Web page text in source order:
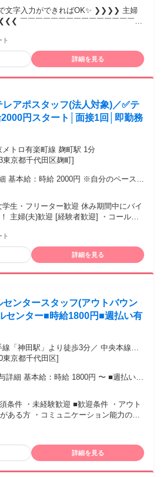
入力ができればOK✨ ❯❯❯❯ 主婦
￣￣￣￣￣￣￣￣￣￣￣￣￣￣￣￣
久しぶりの仕事復帰も安心◎ 丁寧なサ
な方、大歓迎！
￣￣￣￣￣￣￣￣￣ 『家庭と両立し
したい』 『座ってできる落ち着いた仕
す◎ まずはお気軽にご応募ください♪
て活躍！＞ 例えば… ・コールセンタ
タッフなど、接客業の経験を お持ちの
せます♪ もちろん全くの未経験者も大歓
詳細を見る
アポスタッフ(法人対象)／✅テ
円スタート│面接1回│即勤務
トロ有楽町線 麹町駅 1分
東京都千代田区麹町]
時給 2000円 ※自分のペースで
す。1企業成約ごとに＋2,000円のた
入に反映されます。」 最低保証1500円
生・フリーター歓迎 休み期間中にバイ
[経験者歓迎] ・コールセ
界でのテレアポ経験も大歓迎！ そのコ
られます！ ⭐多少ブランクが
い⭐ ヒトキワはあなたの「もう一回頑
￣￣￣￣￣￣￣￣￣￣￣￣￣ 前の職場
当社は気にしません！ サポート体制が
フの定着率が良いのが特徴です！ 相
をして安心して働ける環境を常に改善し
詳細を見る
センタースタッフ(アウトバウン
センター■時給1800円■週払い有
「神田駅」より徒歩3分／ 中央本線
分／ 東京メトロ丸ノ内線「東京駅」より
東京都千代田区]
基本給：時給 1800円 〜 ■週払い
経験歓迎 ■歓迎条件 ・アウト
ある方 ・コミュニケーション能力の高
的に働きたい方 ・リクルートグループ
詳細を見る